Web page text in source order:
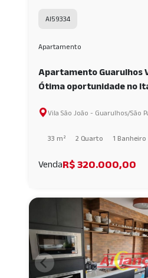
AI59334
Apartamento
Apartamento Guarulhos
Ótima oportunidade no
Vila São João - Guarulhos/São
33 m² 2 Quarto 1 Banheiro
VendaR$ 320.000,00